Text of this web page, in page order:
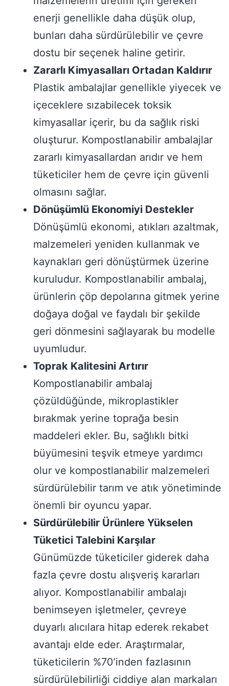
enerji genellikle daha düşük olup,
bunları daha sürdürülebilir ve çevre
dostu bir seçenek haline getirir.
Zararlı Kimyasalları Ortadan Kaldırır
Plastik ambalajlar genellikle yiyecek ve
içeceklere sızabilecek toksik
kimyasallar içerir, bu da sağlık riski
oluşturur. Kompostlanabilir ambalajlar
zararlı kimyasallardan arıdır ve hem
tüketiciler hem de çevre için güvenli
olmasını sağlar.
Dönüşümlü Ekonomiyi Destekler
Dönüşümlü ekonomi, atıkları azaltmak,
malzemeleri yeniden kullanmak ve
kaynakları geri dönüştürmek üzerine
kuruludur. Kompostlanabilir ambalaj,
ürünlerin çöp depolarına gitmek yerine
doğaya doğal ve faydalı bir şekilde
geri dönmesini sağlayarak bu modelle
uyumludur.
Toprak Kalitesini Artırır
Kompostlanabilir ambalaj
çözüldüğünde, mikroplastikler
bırakmak yerine toprağa besin
maddeleri ekler. Bu, sağlıklı bitki
büyümesini teşvik etmeye yardımcı
olur ve kompostlanabilir malzemeleri
sürdürülebilir tarım ve atık yönetiminde
önemli bir oyuncu yapar.
Sürdürülebilir Ürünlere Yükselen
Tüketici Talebini Karşılar
Günümüzde tüketiciler giderek daha
fazla çevre dostu alışveriş kararları
alıyor. Kompostlanabilir ambalajı
benimseyen işletmeler, çevreye
duyarlı alıcılara hitap ederek rekabet
avantajı elde eder. Araştırmalar,
tüketicilerin %70’inden fazlasının
sürdürülebilirliği ciddiye alan markaları